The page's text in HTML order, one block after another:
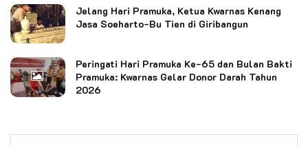
Jelang Hari Pramuka, Ketua Kwarnas Kenang
Jasa Soeharto-Bu Tien di Giribangun
Peringati Hari Pramuka Ke-65 dan Bulan Bakti
Pramuka: Kwarnas Gelar Donor Darah Tahun
2026